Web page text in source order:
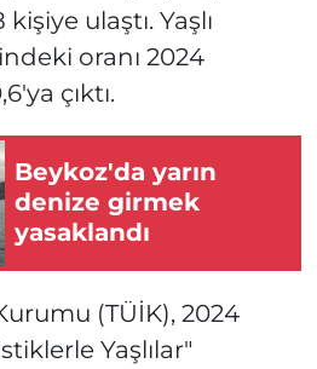
ulaştı. Yaşlı
oranı 2024
çıktı.
Beykoz'da yarın
denize girmek
yasaklandı
(TÜİK), 2024
Yaşlılar"